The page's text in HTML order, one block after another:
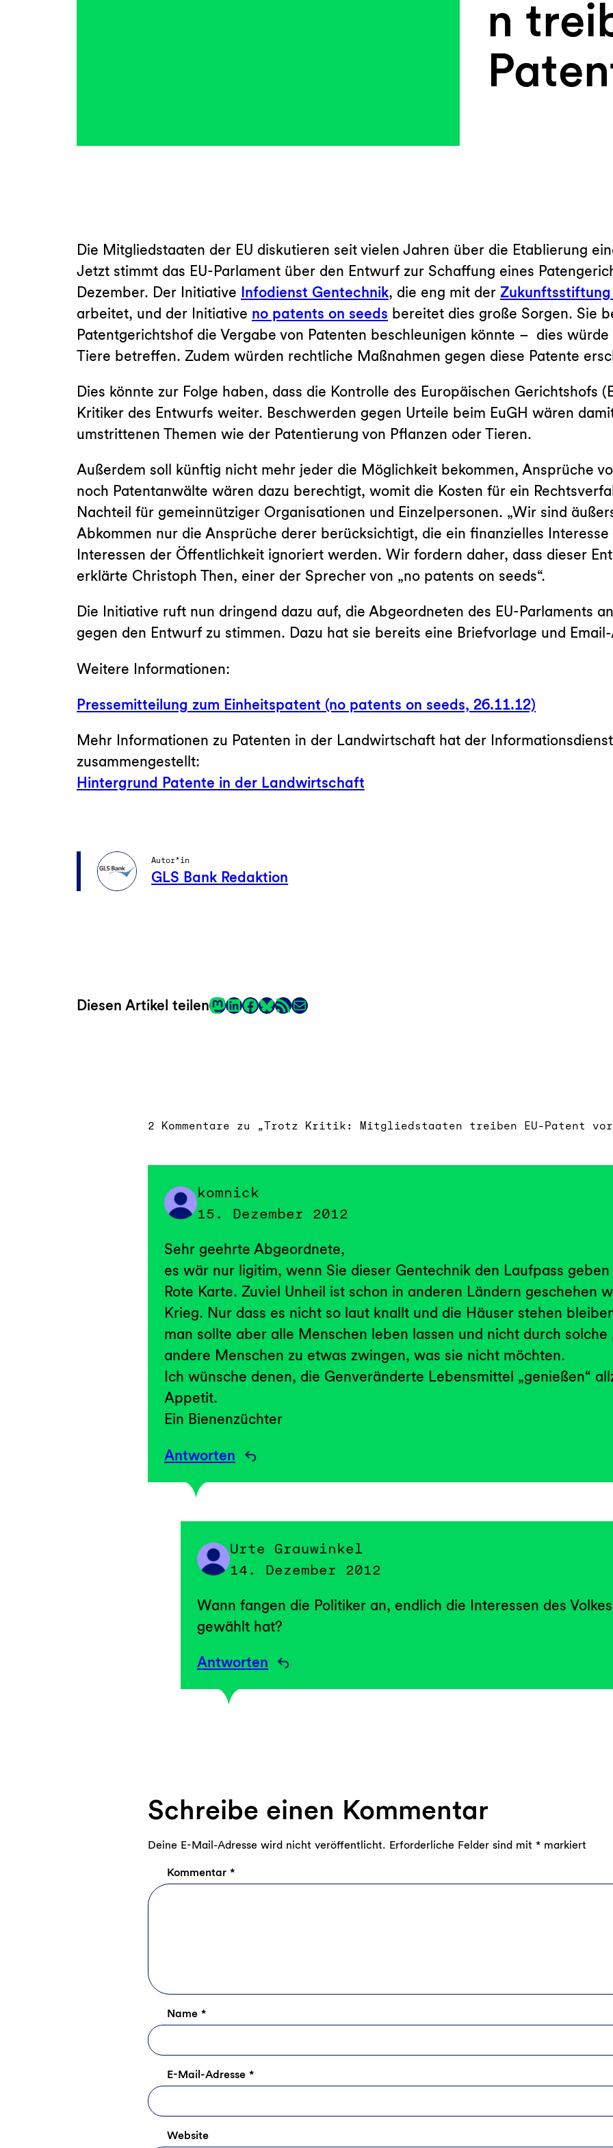
n
Die Mitgliedstaaten der EU diskutieren seit vielen Jahren über die Etablierung
Jetzt stimmt das EU-Parlament über den Entwurf zur Schaffung eines
Dezember. Der Initiative Infodienst Gentechnik, die eng mit der
arbeitet, und der Initiative no patents on seeds bereitet dies große Sorgen. Sie
Patentgerichtshof die Vergabe von Patenten beschleunigen könnte – dies
Tiere betreffen. Zudem würden rechtliche Maßnahmen gegen diese Patente
Dies könnte zur Folge haben, dass die Kontrolle des Europäischen Gerichtshofs
Kritiker des Entwurfs weiter. Beschwerden gegen Urteile beim EuGH wären
umstrittenen Themen wie der Patentierung von Pflanzen oder Tieren.
Außerdem soll künftig nicht mehr jeder die Möglichkeit bekommen, Ansprüche
noch Patentanwälte wären dazu berechtigt, womit die Kosten für ein
Nachteil für gemeinnütziger Organisationen und Einzelpersonen. „Wir sind
Abkommen nur die Ansprüche derer berücksichtigt, die ein finanzielles
Interessen der Öffentlichkeit ignoriert werden. Wir fordern daher, dass dieser
erklärte Christoph Then, einer der Sprecher von „no patents on seeds“.
Die Initiative ruft nun dringend dazu auf, die Abgeordneten des EU-Parlaments
gegen den Entwurf zu stimmen. Dazu hat sie bereits eine Briefvorlage und
Weitere Informationen:
Pressemitteilung zum Einheitspatent (no patents on seeds, 26.11.12)
Mehr Informationen zu Patenten in der Landwirtschaft hat der
zusammengestellt:
Hintergrund Patente in der Landwirtschaft
Autor*in
GLS Bank Redaktion
Diesen Artikel teilenMastodon
LinkedIn
Facebook
LinkRSS-Feed
E-Mail
2 Kommentare zu „Trotz Kritik: Mitgliedstaaten treiben EU-Patent
komnick
15. Dezember 2012
Sehr geehrte Abgeordnete,
es wär nur ligitim, wenn Sie dieser Gentechnik den Laufpass
Rote Karte. Zuviel Unheil ist schon in anderen Ländern geschehen
Krieg. Nur dass es nicht so laut knallt und die Häuser stehen
man sollte aber alle Menschen leben lassen und nicht durch solche
andere Menschen zu etwas zwingen, was sie nicht möchten.
Ich wünsche denen, die Genveränderte Lebensmittel „genießen“
Appetit.
Ein Bienenzüchter
Antworten
Urte Grauwinkel
14. Dezember 2012
Wann fangen die Politiker an, endlich die Interessen des
gewählt hat?
Antworten
Schreibe einen Kommentar
Deine E-Mail-Adresse wird nicht veröffentlicht. Erforderliche Felder sind mit * markiert
Kommentar *
Name *
E-Mail-Adresse *
Website